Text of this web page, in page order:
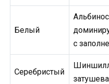
Белый
с
Серебристый